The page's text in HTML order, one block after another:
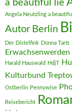
a beautiful lie
Angela Neutzling a
Autor Berlin
Der Distelfink Donna Tartt
Erwachsenwerden
Harald Hauswald
HdjT
Kulturbund
Ostberlin Pennywise
Reisebericht